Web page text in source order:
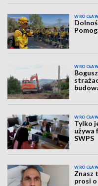
Tylko
używa
SWPS
Znasz
prosi